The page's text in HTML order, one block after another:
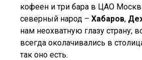
кофеен и три бара в ЦАО
северный народ – Хабаров,
нам неохватную глазу страну;
всегда околачивались в
так оно есть.